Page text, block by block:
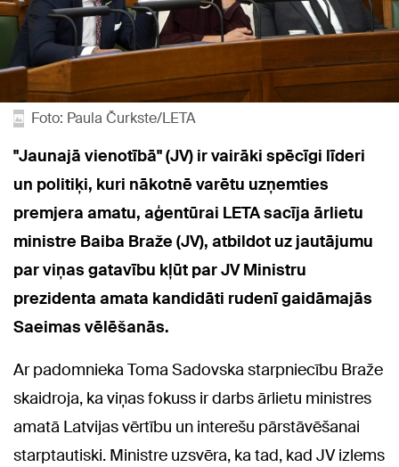
Foto: Paula Čurkste/LETA
"Jaunajā vienotībā" (JV) ir vairāki spēcīgi līderi
un politiķi, kuri nākotnē varētu uzņemties
premjera amatu, aģentūrai LETA sacīja ārlietu
ministre Baiba Braže (JV), atbildot uz jautājumu
par viņas gatavību kļūt par JV Ministru
prezidenta amata kandidāti rudenī gaidāmajās
Saeimas vēlēšanās.
Ar padomnieka Toma Sadovska starpniecību Braže
skaidroja, ka viņas fokuss ir darbs ārlietu ministres
amatā Latvijas vērtību un interešu pārstāvēšanai
starptautiski. Ministre uzsvēra, ka tad, kad JV izlems